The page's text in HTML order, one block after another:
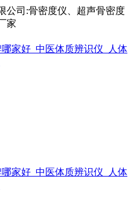
公司:骨密度仪、超声骨密度
家